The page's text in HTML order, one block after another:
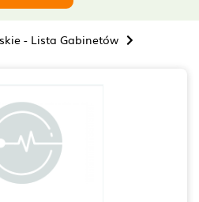
- Lista Gabinetów